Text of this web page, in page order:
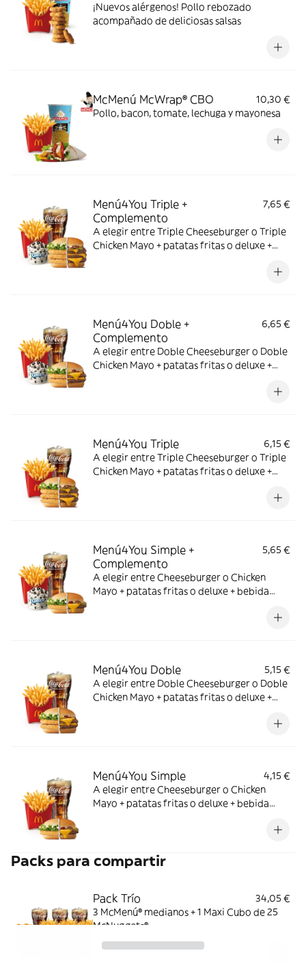
¡Nuevos alérgenos! Pollo rebozado
acompañado de deliciosas salsas
McMenú McWrap® CBO
10,30 €
Pollo, bacon, tomate, lechuga y mayonesa
Menú4You Triple +
Complemento
7,65 €
A elegir entre Triple Cheeseburger o Triple
Chicken Mayo + patatas fritas o deluxe +
Menú4You Doble +
Complemento
6,65 €
A elegir entre Doble Cheeseburger o Doble
Chicken Mayo + patatas fritas o deluxe +
Menú4You Triple
6,15 €
A elegir entre Triple Cheeseburger o Triple
Chicken Mayo + patatas fritas o deluxe +
Menú4You Simple +
Complemento
5,65 €
A elegir entre Cheeseburger o Chicken
Mayo + patatas fritas o deluxe + bebida
Menú4You Doble
5,15 €
A elegir entre Doble Cheeseburger o Doble
Chicken Mayo + patatas fritas o deluxe +
Menú4You Simple
4,15 €
A elegir entre Cheeseburger o Chicken
Mayo + patatas fritas o deluxe + bebida
Packs para compartir
Pack Trío
34,05 €
3 McMenú® medianos + 1 Maxi Cubo de 25
McNuggets®